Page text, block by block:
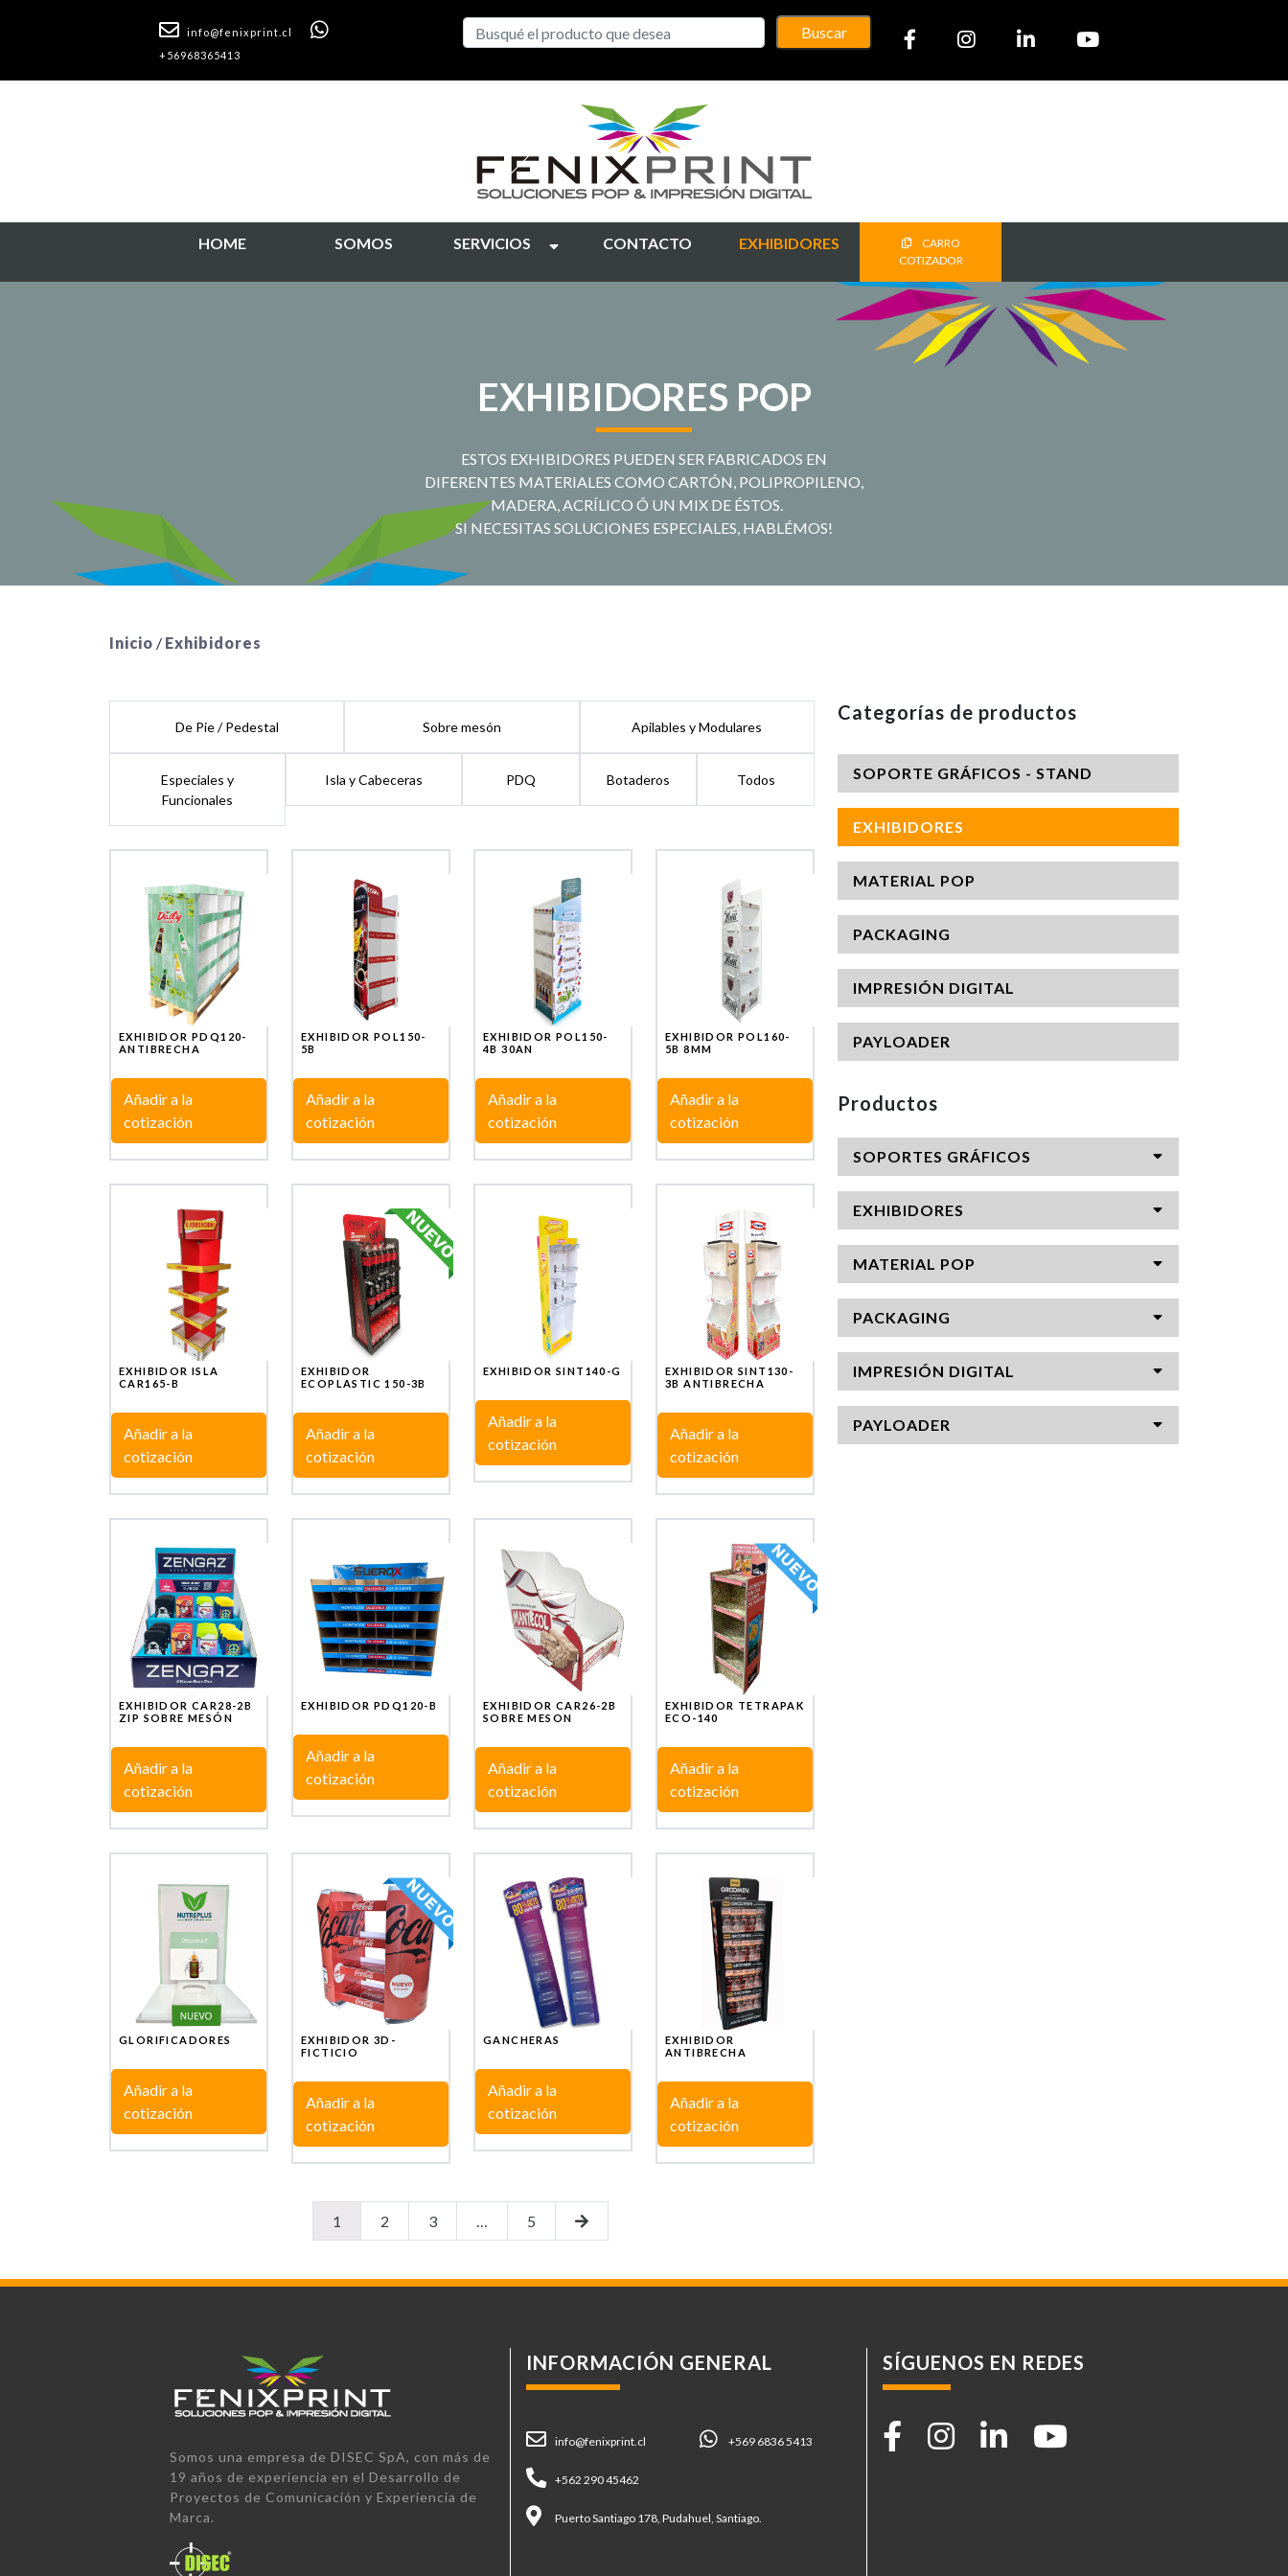
info@fenixprint.cl
+56968365413
Buscar
HOME SOMOS SERVICIOS CONTACTO EXHIBIDORES
CARRO
COTIZADOR
EXHIBIDORES POP
ESTOS EXHIBIDORES PUEDEN SER FABRICADOS EN
DIFERENTES MATERIALES COMO CARTÓN, POLIPROPILENO,
MADERA, ACRÍLICO Ó UN MIX DE ÉSTOS.
SI NECESITAS SOLUCIONES ESPECIALES, HABLÉMOS!
Inicio / Exhibidores
De Pie / Pedestal Sobre mesón Apilables y Modulares
Especiales y
Funcionales
Isla y Cabeceras PDQ Botaderos Todos
EXHIBIDOR PDQ120-
ANTIBRECHA
Añadir a la
cotización
EXHIBIDOR POL150-
5B
Añadir a la
cotización
EXHIBIDOR POL150-
4B 30AN
Añadir a la
cotización
EXHIBIDOR POL160-
5B 8MM
Añadir a la
cotización
EXHIBIDOR ISLA
CAR165-B
Añadir a la
cotización
EXHIBIDOR
ECOPLASTIC 150-3B
Añadir a la
cotización
EXHIBIDOR SINT140-G
Añadir a la
cotización
EXHIBIDOR SINT130-
3B ANTIBRECHA
Añadir a la
cotización
EXHIBIDOR CAR28-2B
ZIP SOBRE MESÓN
Añadir a la
cotización
EXHIBIDOR PDQ120-B
Añadir a la
cotización
EXHIBIDOR CAR26-2B
SOBRE MESON
Añadir a la
cotización
EXHIBIDOR TETRAPAK
ECO-140
Añadir a la
cotización
GLORIFICADORES
Añadir a la
cotización
EXHIBIDOR 3D-
FICTICIO
Añadir a la
cotización
GANCHERAS
Añadir a la
cotización
EXHIBIDOR
ANTIBRECHA
Añadir a la
cotización
1 2 3 … 5
Categorías de productos
SOPORTE GRÁFICOS - STAND
EXHIBIDORES
MATERIAL POP
PACKAGING
IMPRESIÓN DIGITAL
PAYLOADER
Productos
SOPORTES GRÁFICOS
EXHIBIDORES
MATERIAL POP
PACKAGING
IMPRESIÓN DIGITAL
PAYLOADER
Somos una empresa de DISEC SpA, con más de
19 años de experiencia en el Desarrollo de
Proyectos de Comunicación y Experiencia de
Marca.
INFORMACIÓN GENERAL
info@fenixprint.cl +569 6836 5413
+562 290 45462
Puerto Santiago 178, Pudahuel, Santiago.
SÍGUENOS EN REDES